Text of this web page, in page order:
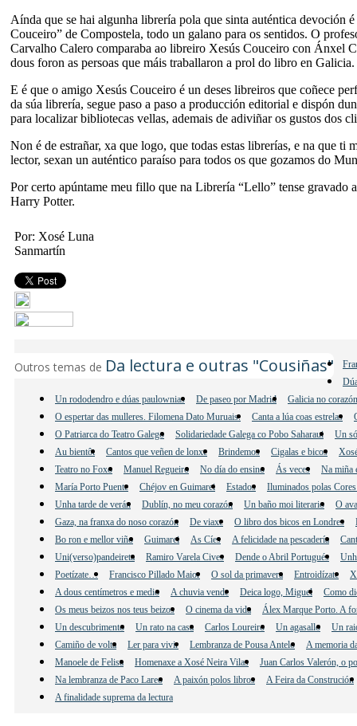
Aínda que se hai algunha librería pola que sinta auténtica devoción
Couceiro” de Compostela, todo un galano para os sentidos. O
Carvalho Calero comparaba ao libreiro Xesús Couceiro con Ánxel
dous foron as persoas que máis traballaron a prol do libro en Galicia.
E é que o amigo Xesús Couceiro é un deses libreiros que coñece
da súa librería, segue paso a paso a producción editorial e dispón
para localizar bibliotecas vellas, ademais de adiviñar os gustos dos
Non é de estrañar, xa que logo, que todas estas librerías, e na que ti
lector, sexan un auténtico paraíso para todos os que gozamos do
Por certo apúntame meu fillo que na Librería “Lello” tense gravado
Harry Potter.
Por: Xosé Luna
Sanmartín
Outros temas de Da lectura e outras "Cousiñas"
Un rododendro e dúas paulownias
De paseo por Madrid
Galicia no
O espertar das mulleres. Filomena Dato Muruais.
Canta a lúa coas estrelas
O Patriarca do Teatro Galego
Solidariedade Galega co Pobo Saharaui
Un
Au bientôt
Cantos que veñen de lonxe Brindemos Cigalas e bicos
Teatro no Foxo
Manuel Regueiro No día do ensino Ás veces
Na miña
María Porto Puente
Chéjov en Guimarei Estados
Iluminados polas
Unha tarde de verán
Dublín, no meu corazón Un baño moi literario
O
Gaza, na franxa do noso corazón
De viaxe O libro dos bicos en Londres
Bo ron e mellor viño
Guimarei As Cíes A felicidade na pescadería
Uni(verso)pandeireta
Ramiro Varela Cives Dende o Abril Portugués
Poetízate…
Francisco Pillado Maior O sol da primavera Entroidízate
A dous centímetros e medio
A chuvia vende Deica logo, Miguel
Como
Os meus beizos nos teus beizos
O cinema da vida
Álex Marque Porto. A
Un descubrimento
Un rato na casa Carlos Loureiro Un agasallo
Un
Camiño de volta
Ler para vivir Lembranza de Pousa Antelo
A memoria
Manoele de Felisa
Homenaxe a Xosé Neira Vilas
Juan Carlos Valerón, o
Na lembranza de Paco Lareo
A paixón polos libros
A Feira da Construción
A finalidade suprema da lectura